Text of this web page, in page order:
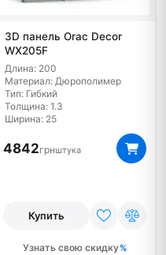
3D панель Orac Decor
WX205F
Длина: 200
Материал: Дюрополимер
Тип: Гибкий
Толщина: 1.3
Ширина: 25
4842грнштука
Купить
Узнать свою скидку